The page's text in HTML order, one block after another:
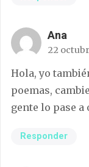
Ana
22
Hola, yo
poemas,
gente lo pase
Responder